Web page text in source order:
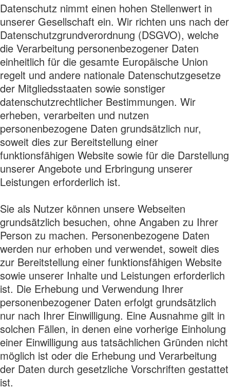
Datenschutz nimmt einen hohen Stellenwert in
unserer Gesellschaft ein. Wir richten uns nach der
Datenschutzgrundverordnung (DSGVO), welche
die Verarbeitung personenbezogener Daten
einheitlich für die gesamte Europäische Union
regelt und andere nationale Datenschutzgesetze
der Mitgliedsstaaten sowie sonstiger
datenschutzrechtlicher Bestimmungen. Wir
erheben, verarbeiten und nutzen
personenbezogene Daten grundsätzlich nur,
soweit dies zur Bereitstellung einer
funktionsfähigen Website sowie für die Darstellung
unserer Angebote und Erbringung unserer
Leistungen erforderlich ist.
Sie als Nutzer können unsere Webseiten
grundsätzlich besuchen, ohne Angaben zu Ihrer
Person zu machen. Personenbezogene Daten
werden nur erhoben und verwendet, soweit dies
zur Bereitstellung einer funktionsfähigen Website
sowie unserer Inhalte und Leistungen erforderlich
ist. Die Erhebung und Verwendung Ihrer
personenbezogener Daten erfolgt grundsätzlich
nur nach Ihrer Einwilligung. Eine Ausnahme gilt in
solchen Fällen, in denen eine vorherige Einholung
einer Einwilligung aus tatsächlichen Gründen nicht
möglich ist oder die Erhebung und Verarbeitung
der Daten durch gesetzliche Vorschriften gestattet
ist.